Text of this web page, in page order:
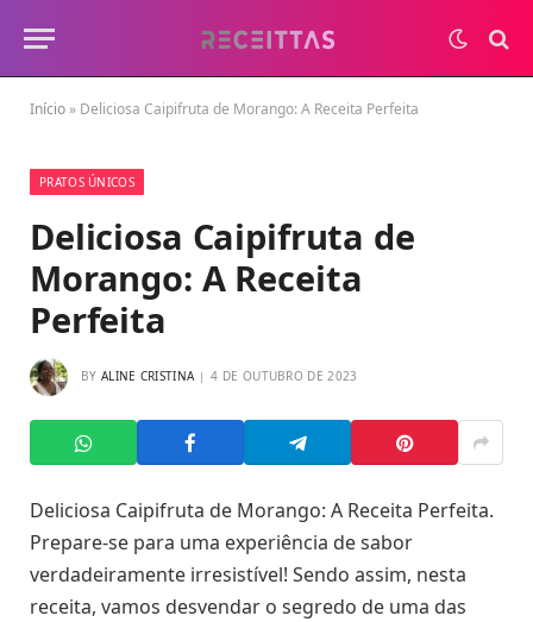
Início » Deliciosa Caipifruta de Morango: A Receita Perfeita
PRATOS ÚNICOS
Deliciosa Caipifruta de
Morango: A Receita
Perfeita
BY ALINE CRISTINA 4 DE OUTUBRO DE 2023
Deliciosa Caipifruta de Morango: A Receita Perfeita.
Prepare-se para uma experiência de sabor
verdadeiramente irresistível! Sendo assim, nesta
receita, vamos desvendar o segredo de uma das